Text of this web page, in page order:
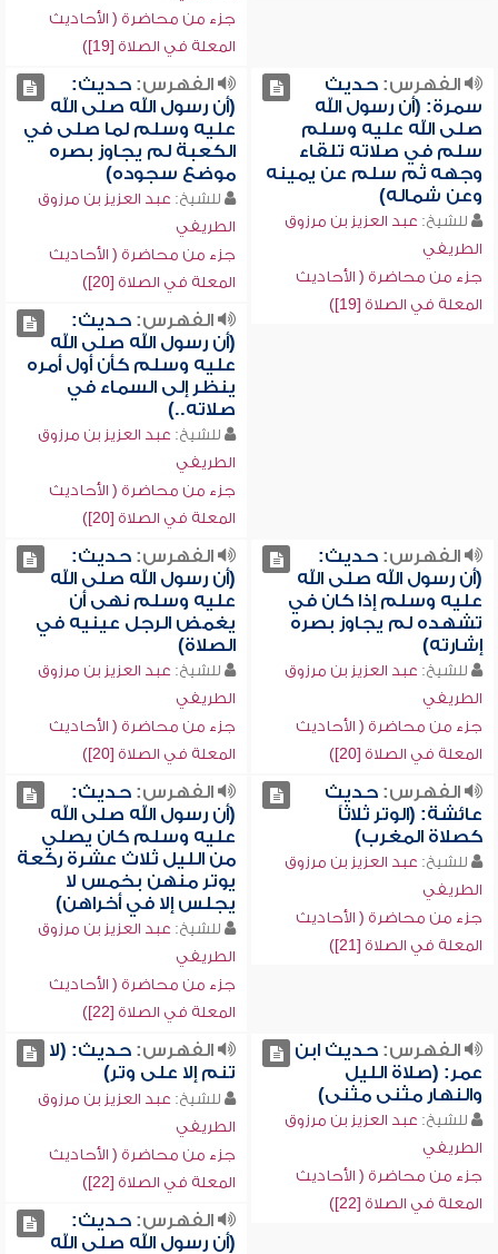
جزء من محاضرة ( الأحاديث
المعلة في الصلاة [19])
الفهرس:حديث
سمرة: (أن رسول الله
صلى الله عليه وسلم
سلم في صلاته تلقاء
وجهه ثم سلم عن يمينه
وعن شماله)
للشيخ: عبد العزيز بن مرزوق
الطريفي
جزء من محاضرة ( الأحاديث
المعلة في الصلاة [19])
الفهرس:حديث:
(أن رسول الله صلى الله
عليه وسلم لما صلى في
الكعبة لم يجاوز بصره
موضع سجوده)
للشيخ: عبد العزيز بن مرزوق
الطريفي
جزء من محاضرة ( الأحاديث
المعلة في الصلاة [20])
الفهرس:حديث:
(أن رسول الله صلى الله
عليه وسلم كأن أول أمره
ينظر إلى السماء في
صلاته..)
للشيخ: عبد العزيز بن مرزوق
الطريفي
جزء من محاضرة ( الأحاديث
المعلة في الصلاة [20])
الفهرس:حديث:
(أن رسول الله صلى الله
عليه وسلم إذا كان في
تشهده لم يجاوز بصره
إشارته)
للشيخ: عبد العزيز بن مرزوق
الطريفي
جزء من محاضرة ( الأحاديث
المعلة في الصلاة [20])
الفهرس:حديث:
(أن رسول الله صلى الله
عليه وسلم نهى أن
يغمض الرجل عينيه في
الصلاة)
للشيخ: عبد العزيز بن مرزوق
الطريفي
جزء من محاضرة ( الأحاديث
المعلة في الصلاة [20])
الفهرس:حديث
عائشة: (الوتر ثلاثاً
كصلاة المغرب)
للشيخ: عبد العزيز بن مرزوق
الطريفي
جزء من محاضرة ( الأحاديث
المعلة في الصلاة [21])
الفهرس:حديث:
(أن رسول الله صلى الله
عليه وسلم كان يصلي
من الليل ثلاث عشرة ركعة
يوتر منهن بخمس لا
يجلس إلا في أخراهن)
للشيخ: عبد العزيز بن مرزوق
الطريفي
جزء من محاضرة ( الأحاديث
المعلة في الصلاة [22])
الفهرس:حديث ابن
عمر: (صلاة الليل
والنهار مثنى مثنى)
للشيخ: عبد العزيز بن مرزوق
الطريفي
جزء من محاضرة ( الأحاديث
المعلة في الصلاة [22])
الفهرس:حديث: (لا
تنم إلا على وتر)
للشيخ: عبد العزيز بن مرزوق
الطريفي
جزء من محاضرة ( الأحاديث
المعلة في الصلاة [22])
الفهرس:حديث:
(أن رسول الله صلى الله